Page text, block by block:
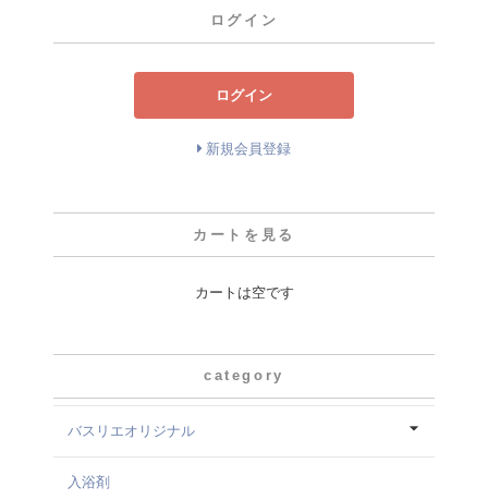
ログイン
ログイン
新規会員登録
カートを見る
カートは空です
category
バスリエオリジナル
入浴剤